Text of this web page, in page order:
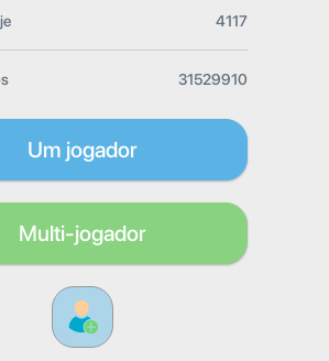
4117
31529910
Um jogador
Multi-jogador